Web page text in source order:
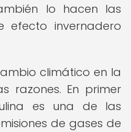
lo hacen las
efecto invernadero
climático en la
razones. En primer
es una de las
de gases de